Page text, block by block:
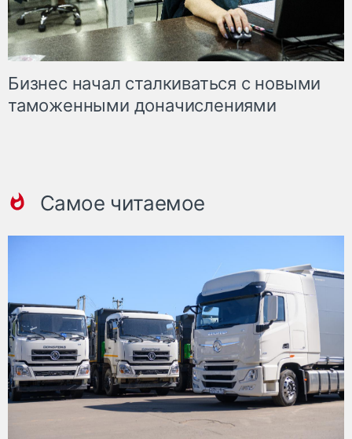
Бизнес начал сталкиваться с новыми
таможенными доначислениями
Самое читаемое